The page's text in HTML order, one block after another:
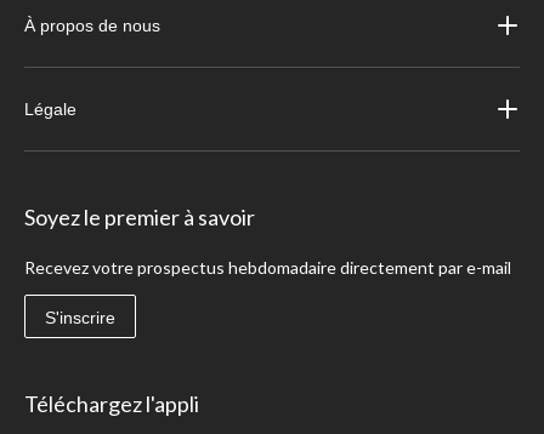
À propos de nous
Légale
Soyez le premier à savoir
Recevez votre prospectus hebdomadaire directement par e-mail
S'inscrire
Téléchargez l'appli